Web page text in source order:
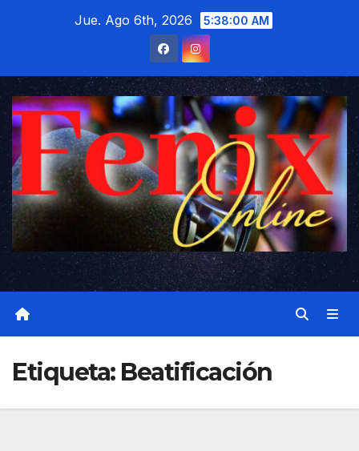
Jue. Ago 6th, 2026 5:38:01 AM
Etiqueta: Beatificación